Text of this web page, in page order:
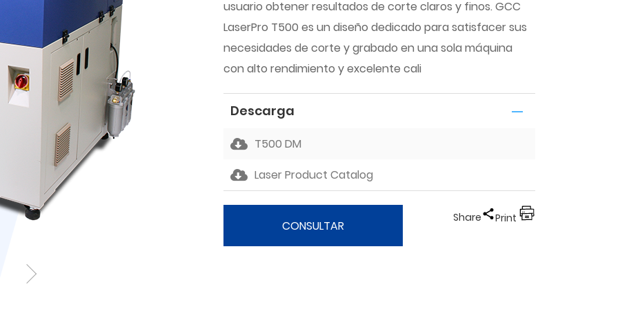
usuario obtener resultados de corte claros y finos. GCC
LaserPro T500 es un diseño dedicado para satisfacer sus
necesidades de corte y grabado en una sola máquina
con alto rendimiento y excelente cali
Descarga
T500 DM
Laser Product Catalog
CONSULTAR
Share Print